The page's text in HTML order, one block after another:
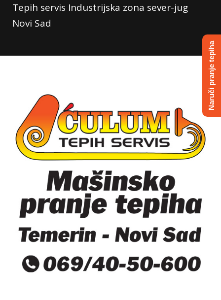
Tepih servis Industrijska zona sever-jug
Novi Sad
Naruči pranje tepiha